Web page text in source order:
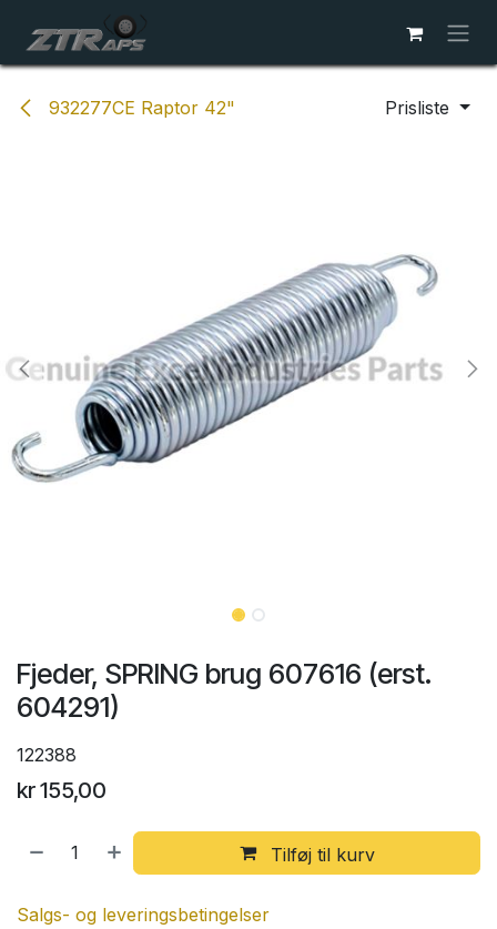
932277CE Raptor 42" Prisliste
Fjeder, SPRING brug 607616 (erst.
604291)
122388
kr155,00
Tilføj til kurv
Salgs- og leveringsbetingelser